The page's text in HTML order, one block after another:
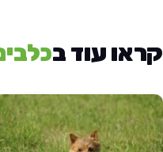
קראו עוד ב